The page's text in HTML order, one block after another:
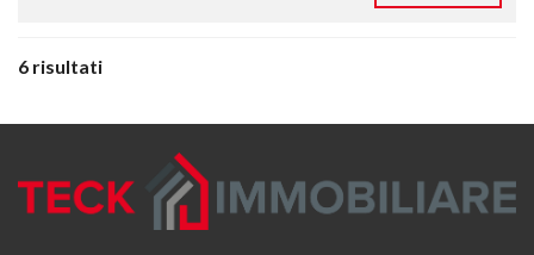
6 risultati